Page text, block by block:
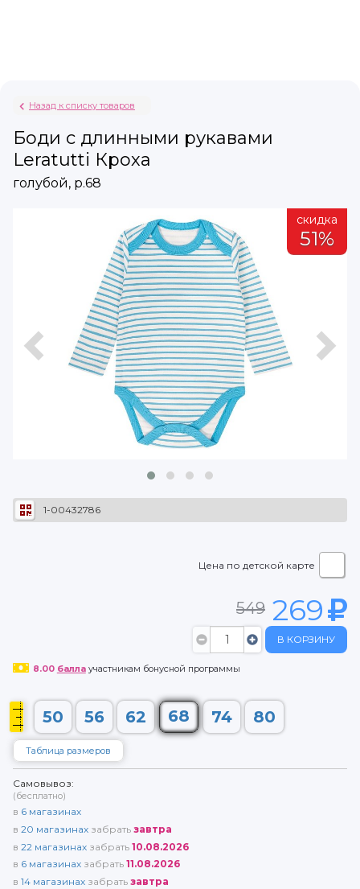
Назад к списку товаров
Боди с длинными рукавами
Leratutti Кроха
голубой, р.68
скидка
51%
1-00432786
Цена по детской карте
549 269
В КОРЗИНУ
8.00 баллаучастникам бонусной программы
50 56 62 68 74 80
Таблица размеров
Самовывоз:
(бесплатно)
в 6 магазинах
в 20 магазинах забрать завтра
в 22 магазинах забрать 10.08.2026
в 6 магазинах забрать 11.08.2026
в 14 магазинах забрать завтра